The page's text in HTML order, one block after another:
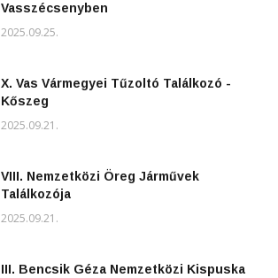
Vasszécsenyben
2025.09.25.
X. Vas Vármegyei Tűzoltó Találkozó -
Kőszeg
2025.09.21.
VIII. Nemzetközi Öreg Járművek
Találkozója
2025.09.21.
III. Bencsik Géza Nemzetközi Kispuska